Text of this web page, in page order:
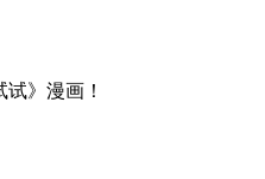
》漫画！